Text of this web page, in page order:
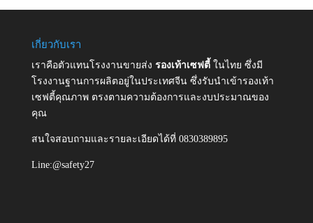
เกี่ยวกับเรา
เราคือตัวแทนโรงงานขายส่ง รองเท้าเซฟตี้ ในไทย ซึ่งมี
โรงงานฐานการผลิตอยู่ในประเทศจีน ซึ่งรับนำเข้ารองเท้า
เซฟตี้คุณภาพ ตรงตามความต้องการและงบประมาณของ
คุณ
สนใจสอบถามและรายละเอียดได้ที่ 0830389895
Line:@safety27